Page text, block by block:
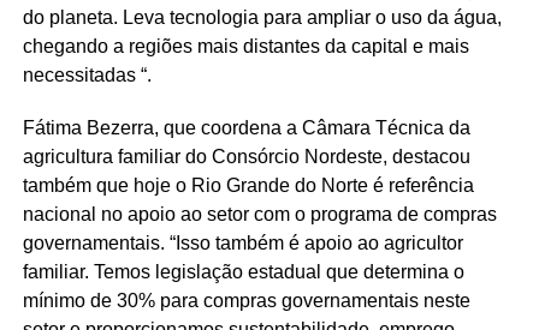
do planeta. Leva tecnologia para ampliar o uso da água,
chegando a regiões mais distantes da capital e mais
necessitadas “.
Fátima Bezerra, que coordena a Câmara Técnica da
agricultura familiar do Consórcio Nordeste, destacou
também que hoje o Rio Grande do Norte é referência
nacional no apoio ao setor com o programa de compras
governamentais. “Isso também é apoio ao agricultor
familiar. Temos legislação estadual que determina o
mínimo de 30% para compras governamentais neste